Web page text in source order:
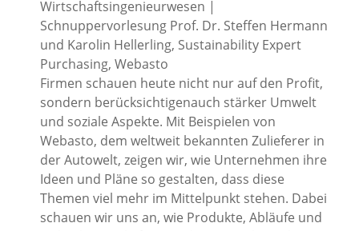
Wirtschaftsingenieurwesen |
Schnuppervorlesung Prof. Dr. Steffen Hermann
und Karolin Hellerling, Sustainability Expert
Purchasing, Webasto
Firmen schauen heute nicht nur auf den Profit,
sondern berücksichtigenauch stärker Umwelt
und soziale Aspekte. Mit Beispielen von
Webasto, dem weltweit bekannten Zulieferer in
der Autowelt, zeigen wir, wie Unternehmen ihre
Ideen und Pläne so gestalten, dass diese
Themen viel mehr im Mittelpunkt stehen. Dabei
schauen wir uns an, wie Produkte, Abläufe und